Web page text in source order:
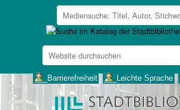
Website
durchsuchen
___Barrierefreiheit ___Leichte Sprache